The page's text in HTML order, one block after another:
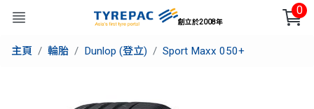
創立於2008年
0
主頁 輪胎 Dunlop (登立) Sport Maxx 050+